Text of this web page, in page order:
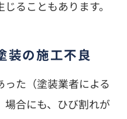
ることもあります。
装の施工不良
た（塗装業者による
合にも、ひび割れが